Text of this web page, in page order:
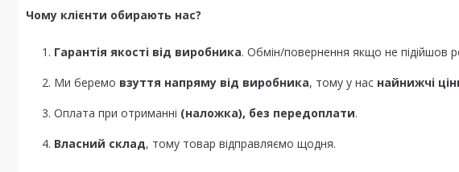
Чому клієнти обирають нас?
Гарантія якості від виробника. Обмін/повернення якщо не підійшов
Ми беремо взуття напряму від виробника, тому у нас найнижчі
Оплата при отриманні (наложка), без передоплати.
Власний склад, тому товар відправляємо щодня.